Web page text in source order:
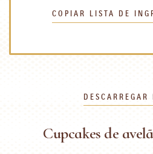
COPIAR LISTA DE
DESCARREGAR
Cupcakes de